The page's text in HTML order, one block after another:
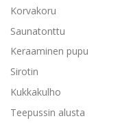
Korvakoru
Saunatonttu
Keraaminen pupu
Sirotin
Kukkakulho
Teepussin alusta